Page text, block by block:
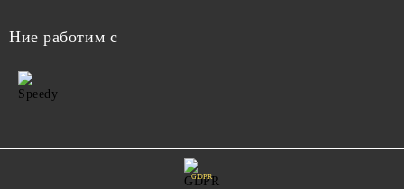
Ние работим с
GDPR